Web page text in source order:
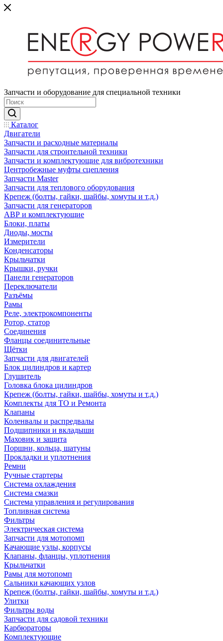
Запчасти и оборудование для специальной техники
Каталог
Двигатели
Запчасти и расходные материалы
Запчасти для строительной техники
Запчасти и комплектующие для вибротехники
Центробежные муфты сцепления
Запчасти Master
Запчасти для теплового оборудования
Крепеж (болты, гайки, шайбы, хомуты и т.д.)
Запчасти для генераторов
АВР и комплектующие
Блоки, платы
Диоды, мосты
Измерители
Конденсаторы
Крыльчатки
Крышки, ручки
Панели генераторов
Переключатели
Разъёмы
Рамы
Реле, электрокомпоненты
Ротор, статор
Соединения
Фланцы соединительные
Щётки
Запчасти для двигателей
Блок цилиндров и картер
Глушитель
Головка блока цилиндров
Крепеж (болты, гайки, шайбы, хомуты и т.д.)
Комплекты для ТО и Ремонта
Клапаны
Коленвалы и распредвалы
Подшипники и вкладыши
Маховик и защита
Поршни, кольца, шатуны
Прокладки и уплотнения
Ремни
Ручные стартеры
Система охлаждения
Система смазки
Система управления и регулирования
Топливная система
Фильтры
Электрическая система
Запчасти для мотопомп
Качающие узлы, корпусы
Клапаны, фланцы, уплотнения
Крыльчатки
Рамы для мотопомп
Сальники качающих узлов
Крепеж (болты, гайки, шайбы, хомуты и т.д.)
Улитки
Фильтры воды
Запчасти для садовой техники
Карбюраторы
Комплектующие